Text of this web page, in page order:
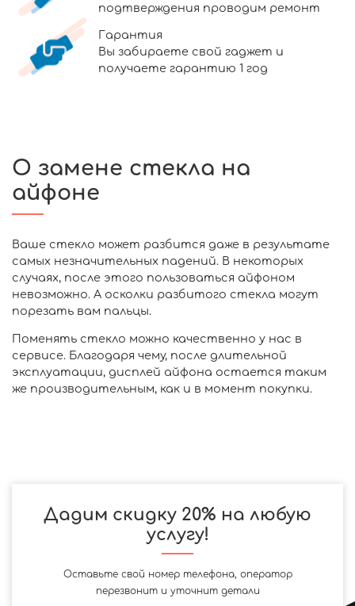
подтверждения проводим ремонт
Гарантия
Вы забираете свой гаджет и
получаете гарантию 1 год
О замене стекла на
айфоне
Ваше стекло может разбится даже в результате
самых незначительных падений. В некоторых
случаях, после этого пользоваться айфоном
невозможно. А осколки разбитого стекла могут
порезать вам пальцы.
Поменять стекло можно качественно у нас в
сервисе. Благодаря чему, после длительной
эксплуатации, дисплей айфона остается таким
же производительным, как и в момент покупки.
Дадим скидку 20% на любую
услугу!
Оставьте свой номер телефона, оператор
перезвонит и уточнит детали